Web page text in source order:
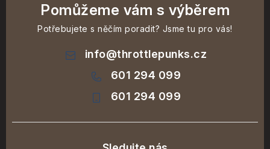
Pomůžeme vám s výběrem
Potřebujete s něčím poradit? Jsme tu pro vás!
info@throttlepunks.cz
601 294 099
601 294 099